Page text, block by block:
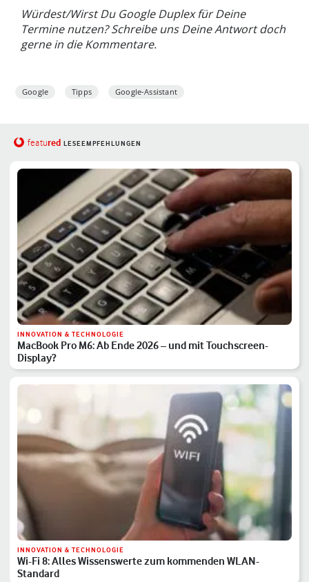
Würdest/Wirst Du Google Duplex für Deine
Termine nutzen? Schreibe uns Deine Antwort doch
gerne in die Kommentare.
Google Tipps Google-Assistant
featured LESEEMPFEHLUNGEN
INNOVATION & TECHNOLOGIE
MacBook Pro M6: Ab Ende 2026 – und mit Touchscreen-
Display?
INNOVATION & TECHNOLOGIE
Wi-Fi 8: Alles Wissenswerte zum kommenden WLAN-
Standard